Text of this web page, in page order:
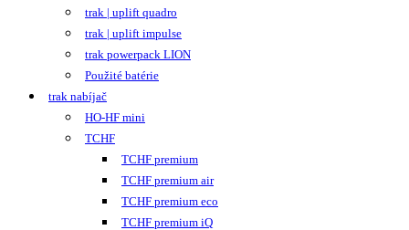
trak | uplift quadro
trak | uplift impulse
trak powerpack LION
Použité batérie
trak nabíjač
HO-HF mini
TCHF
TCHF premium
TCHF premium air
TCHF premium eco
TCHF premium iQ